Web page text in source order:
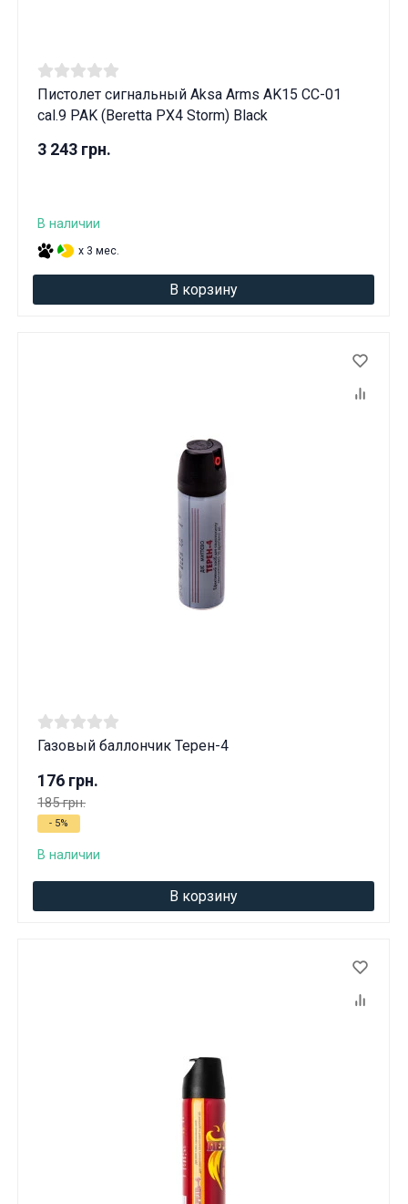
Пистолет сигнальный Aksa Arms AK15 CC-01
cal.9 PAK (Beretta PX4 Storm) Black
3 243 грн.
В наличии
x 3 мес.
В корзину
Газовый баллончик Терен-4
176 грн.
185 грн.
- 5%
В наличии
В корзину